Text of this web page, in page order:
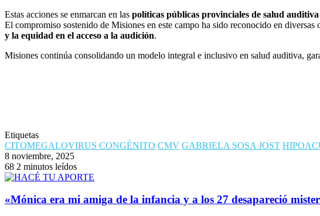
Estas acciones se enmarcan en las políticas públicas provinciales de salud
El compromiso sostenido de Misiones en este campo ha sido reconocido en diversas
y la equidad en el acceso a la audición.
Misiones continúa consolidando un modelo integral e inclusivo en salud auditiva,
Etiquetas
CITOMEGALOVIRUS CONGÉNITO CMV GABRIELA SOSA JOST
8 noviembre, 2025
68 2 minutos leídos
​«Mónica era mi amiga de la infancia y a los 27 desapareció